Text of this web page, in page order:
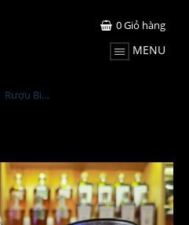
0Giỏ hàng
MENU
Rượu Big Peat Christmas Edition